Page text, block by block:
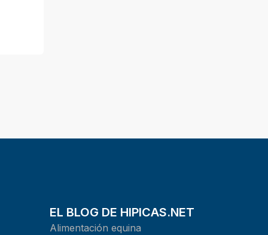
EL BLOG DE HIPICAS.NET
Alimentación equina